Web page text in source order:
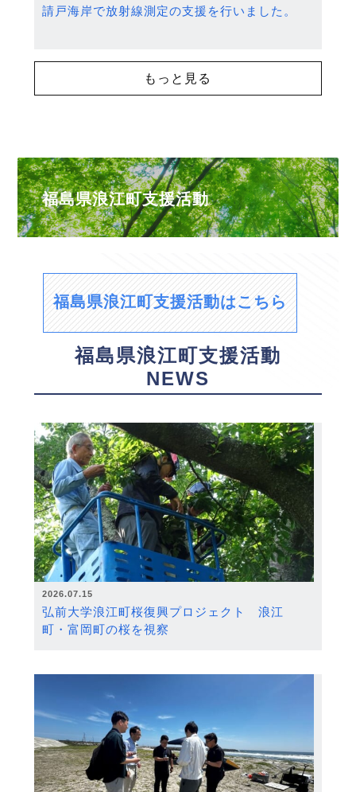
請戸海岸で放射線測定の支援を行いました。
もっと見る
福島県浪江町支援活動
福島県浪江町支援活動はこちら
福島県浪江町支援活動
NEWS
2026.07.15
弘前大学浪江町桜復興プロジェクト 浪江
町・富岡町の桜を視察